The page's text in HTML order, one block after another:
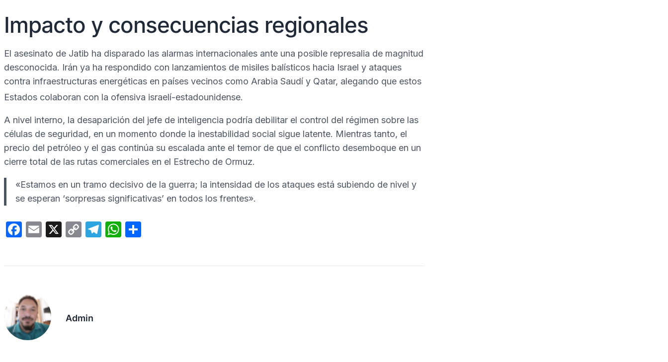
Impacto y consecuencias regionales
El asesinato de Jatib ha disparado las alarmas internacionales ante una posible represalia de magnitud
desconocida. Irán ya ha respondido con lanzamientos de misiles balísticos hacia Israel y ataques
contra infraestructuras energéticas en países vecinos como Arabia Saudí y Qatar, alegando que estos
Estados colaboran con la ofensiva israelí-estadounidense.
A nivel interno, la desaparición del jefe de inteligencia podría debilitar el control del régimen sobre las
células de seguridad, en un momento donde la inestabilidad social sigue latente. Mientras tanto, el
precio del petróleo y el gas continúa su escalada ante el temor de que el conflicto desemboque en un
cierre total de las rutas comerciales en el Estrecho de Ormuz.
«Estamos en un tramo decisivo de la guerra; la intensidad de los ataques está subiendo de nivel y
se esperan ‘sorpresas significativas’ en todos los frentes».
F
c
b
o
o
k
E
ail
X
C
p
k
T
e
W
at m
Admin